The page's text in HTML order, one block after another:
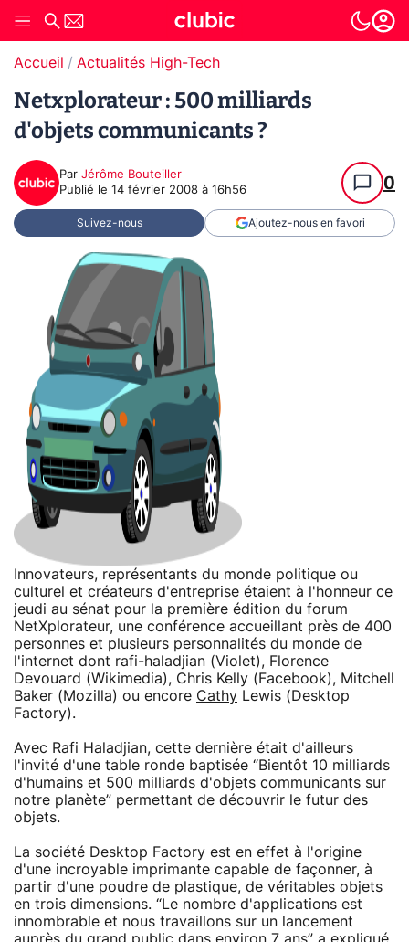
Accueil Actualités High-Tech
Netxplorateur : 500 milliards
d'objets communicants ?
Par Jérôme Bouteiller
Publié le 14 février 2008 à 16h56 0
Suivez-nous Ajoutez-nous en favori
Innovateurs, représentants du monde politique ou
culturel et créateurs d'entreprise étaient à l'honneur ce
jeudi au sénat pour la première édition du forum
NetXplorateur, une conférence accueillant près de 400
personnes et plusieurs personnalités du monde de
l'internet dont rafi-haladjian (Violet), Florence
Devouard (Wikimedia), Chris Kelly (Facebook), Mitchell
Baker (Mozilla) ou encore Cathy Lewis (Desktop
Factory).
Avec Rafi Haladjian, cette dernière était d'ailleurs
l'invité d'une table ronde baptisée “Bientôt 10 milliards
d'humains et 500 milliards d'objets communicants sur
notre planète” permettant de découvrir le futur des
objets.
La société Desktop Factory est en effet à l'origine
d'une incroyable imprimante capable de façonner, à
partir d'une poudre de plastique, de véritables objets
en trois dimensions. “Le nombre d'applications est
innombrable et nous travaillons sur un lancement
auprès du grand public dans environ 7 ans” a expliqué